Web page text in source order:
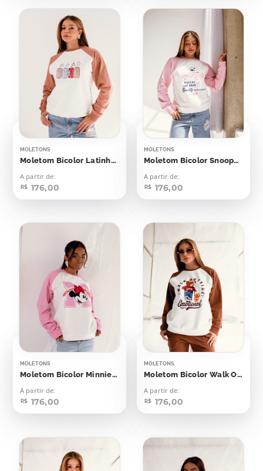
MOLETONS
Moletom Bicolor Latinhas Cole
A partir de:
R$ 176,00
MOLETONS
Moletom Bicolor Snoopy Bakery And Cafe
A partir de:
R$ 176,00
MOLETONS
Moletom Bicolor Minnie Mouse M
A partir de:
R$ 176,00
MOLETONS
Moletom Bicolor Walk Outside
A partir de:
R$ 176,00